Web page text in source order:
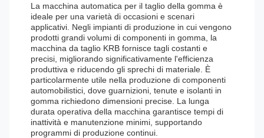
La macchina automatica per il taglio della gomma è
ideale per una varietà di occasioni e scenari
applicativi. Negli impianti di produzione in cui vengono
prodotti grandi volumi di componenti in gomma, la
macchina da taglio KRB fornisce tagli costanti e
precisi, migliorando significativamente l'efficienza
produttiva e riducendo gli sprechi di materiale. È
particolarmente utile nella produzione di componenti
automobilistici, dove guarnizioni, tenute e isolanti in
gomma richiedono dimensioni precise. La lunga
durata operativa della macchina garantisce tempi di
inattività e manutenzione minimi, supportando
programmi di produzione continui.